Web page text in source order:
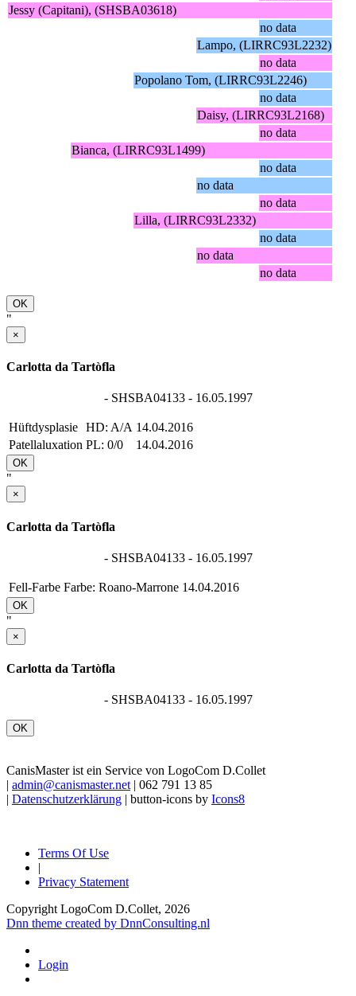
Jessy (Capitani), (SHSBA03618)
no data
Lampo, (LIRRC93L2232)
no data
Popolano Tom, (LIRRC93L2246)
no data
Daisy, (LIRRC93L2168)
no data
Bianca, (LIRRC93L1499)
no data
no data
no data
Lilla, (LIRRC93L2332)
no data
no data
no data
OK
"
×
Carlotta da Tartòfla
- SHSBA04133 - 16.05.1997
Hüftdysplasie HD: A/A 14.04.2016
Patellaluxation PL: 0/0 14.04.2016
OK
"
×
Carlotta da Tartòfla
- SHSBA04133 - 16.05.1997
Fell-Farbe Farbe: Roano-Marrone 14.04.2016
OK
"
×
Carlotta da Tartòfla
- SHSBA04133 - 16.05.1997
OK
CanisMaster ist ein Service von LogoCom D.Collet
admin@canismaster.net| 062 791 13 85
Datenschutzerklärung | button-icons by Icons8
Terms Of Use
Privacy Statement
Copyright LogoCom D.Collet, 2026
Dnn theme created by DnnConsulting.nl
Login